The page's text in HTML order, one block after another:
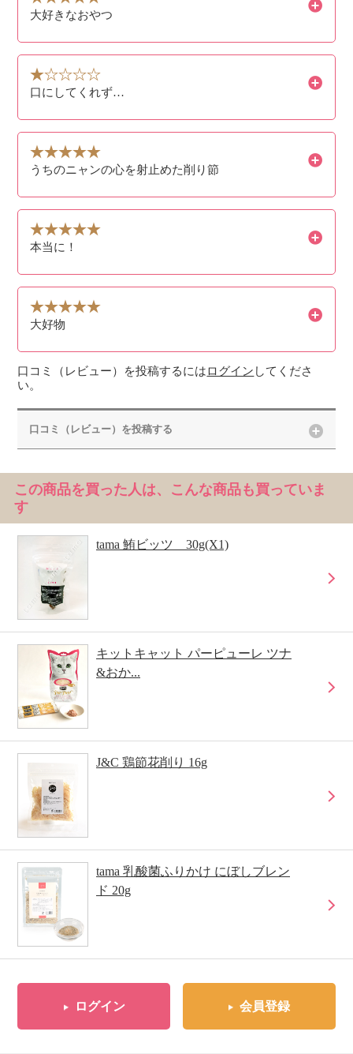
大好きなおやつ
口にしてくれず…
うちのニャンの心を射止めた削り節
本当に！
大好物
口コミ（レビュー）を投稿するにはログイン してくださ
い。
口コミ（レビュー）を投稿する
この商品を買った人は、こんな商品も買っていま
す
tama 鮪ビッツ 30g(X1)
キットキャット パーピューレ ツナ
&おか...
J&C 鶏節花削り 16g
tama 乳酸菌ふりかけ にぼしブレン
ド 20g
ログイン 会員登録